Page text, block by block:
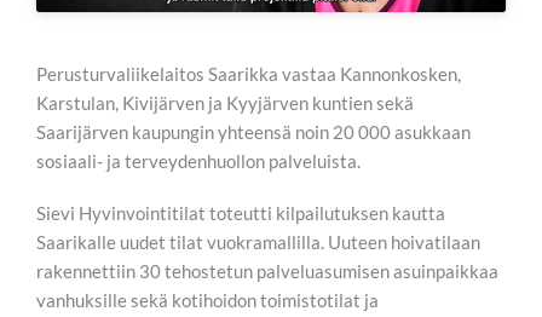
Perusturvaliikelaitos Saarikka vastaa Kannonkosken,
Karstulan, Kivijärven ja Kyyjärven kuntien sekä
Saarijärven kaupungin yhteensä noin 20 000 asukkaan
sosiaali- ja terveydenhuollon palveluista.
Sievi Hyvinvointitilat toteutti kilpailutuksen kautta
Saarikalle uudet tilat vuokramallilla. Uuteen hoivatilaan
rakennettiin 30 tehostetun palveluasumisen asuinpaikkaa
vanhuksille sekä kotihoidon toimistotilat ja